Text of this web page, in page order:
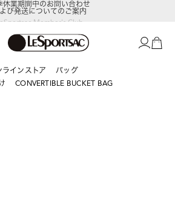
Member's Club
トアップキャンペーン開催中
び発送についてのご案内
ラインストア
バッグ
CONVERTIBLE BUCKET BAG